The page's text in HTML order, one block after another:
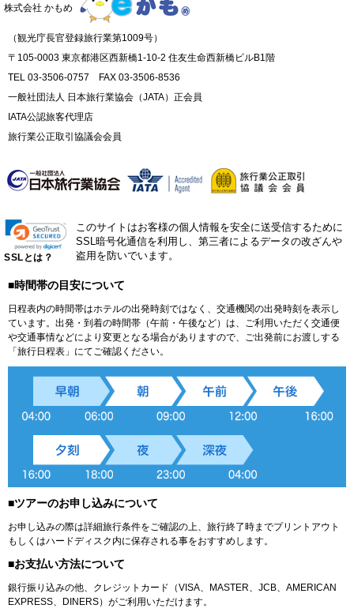
株式会社 かもめ
（観光庁長官登録旅行業第1009号）
〒105-0003 東京都港区西新橋1-10-2 住友生命西新橋ビルB1階
TEL 03-3506-0757 FAX 03-3506-8536
一般社団法人 日本旅行業協会（JATA）正会員
IATA公認旅客代理店
旅行業公正取引協議会会員
SSLとは？
このサイトはお客様の個人情報を安全に送受信するために
SSL暗号化通信を利用し、第三者によるデータの改ざんや
盗用を防いでいます。
■時間帯の目安について
日程表内の時間帯はホテルの出発時刻ではなく、交通機関の出発時刻を表示し
ています。出発・到着の時間帯（午前・午後など）は、ご利用いただく交通便
や交通事情などにより変更となる場合がありますので、ご出発前にお渡しする
「旅行日程表」にてご確認ください。
■ツアーのお申し込みについて
お申し込みの際は詳細旅行条件をご確認の上、旅行終了時までプリントアウト
もしくはハードディスク内に保存される事をおすすめします。
■お支払い方法について
銀行振り込みの他、クレジットカード（VISA、MASTER、JCB、AMERICAN
EXPRESS、DINERS）がご利用いただけます。